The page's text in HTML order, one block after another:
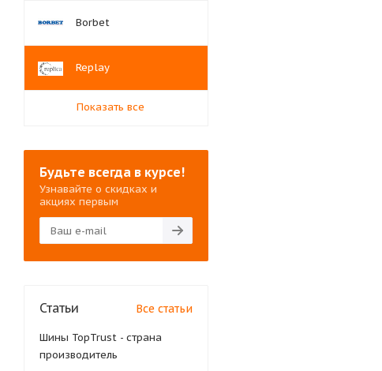
Borbet
Replay
Показать все
Будьте всегда в курсе!
Узнавайте о скидках и
акциях первым
Статьи Все статьи
Шины TopTrust - страна
производитель